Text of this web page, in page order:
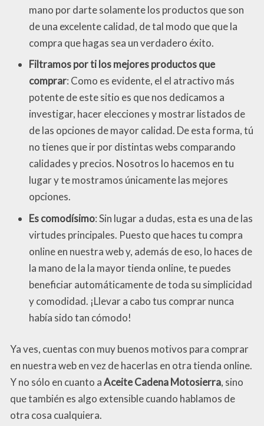
mano por darte solamente los productos que son
de una excelente calidad, de tal modo que que la
compra que hagas sea un verdadero éxito.
Filtramos por ti los mejores productos que
comprar: Como es evidente, el el atractivo más
potente de este sitio es que nos dedicamos a
investigar, hacer elecciones y mostrar listados de
de las opciones de mayor calidad. De esta forma, tú
no tienes que ir por distintas webs comparando
calidades y precios. Nosotros lo hacemos en tu
lugar y te mostramos únicamente las mejores
opciones.
Es comodísimo: Sin lugar a dudas, esta es una de las
virtudes principales. Puesto que haces tu compra
online en nuestra web y, además de eso, lo haces de
la mano de la la mayor tienda online, te puedes
beneficiar automáticamente de toda su simplicidad
y comodidad. ¡Llevar a cabo tus comprar nunca
había sido tan cómodo!
Ya ves, cuentas con muy buenos motivos para comprar
en nuestra web en vez de hacerlas en otra tienda online.
Y no sólo en cuanto aAceite Cadena Motosierra, sino
que también es algo extensible cuando hablamos de
otra cosa cualquiera.